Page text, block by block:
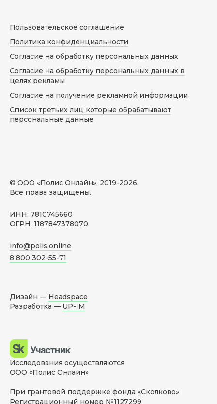
© ООО «Полис Онлайн», 2019-2026.
Все права защищены.
ИНН: 7810745660
ОГРН: 1187847378070
info@polis.online
8 800 302-55-71
Пользовательское соглашение
Политика конфиденциальности
Согласие на обработку персональных данных
Согласие на обработку персональных данных в
целях рекламы
Согласие на получение рекламной информации
Список третьих лиц которые обрабатывают
персональные данные
Дизайн — Headspace
Разработка — UP-IM
Исследования осуществляются
ООО «Полис Онлайн»
При грантовой поддержке фонда «Сколково»
Регистрационный номер №1127299